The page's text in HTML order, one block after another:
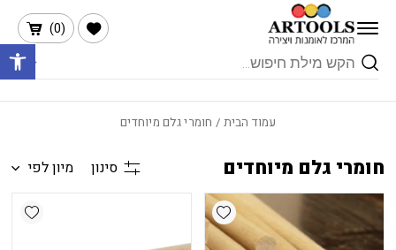
Skip to Content
Products
search
(
0
)
הרשימה שלי
עמוד הבית / חומרי גלם מיוחדים
חומרי גלם מיוחדים סינון מיון לפי
Add wishlist
בחזרה למעלה